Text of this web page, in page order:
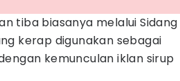
tiba biasanya melalui
kerap digunakan sebagai
kemunculan iklan sirup